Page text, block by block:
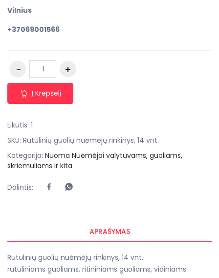
Vilnius
+37069001566
Į Krepšelį
Likutis: 1
SKU: Rutulinių guolių nuėmėjų rinkinys, 14 vnt.
Kategorija: Nuoma Nuėmėjai valytuvams, guoliams,
skriemuliams ir kita
Dalintis:
APRAŠYMAS
Rutulinių guolių nuėmėjų rinkinys, 14 vnt.
rutuliniams guoliams, ritininiams guoliams, vidiniams